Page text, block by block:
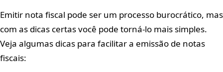
Emitir nota fiscal pode ser um processo burocrático, mas
com as dicas certas você pode torná-lo mais simples.
Veja algumas dicas para facilitar a emissão de notas
fiscais: